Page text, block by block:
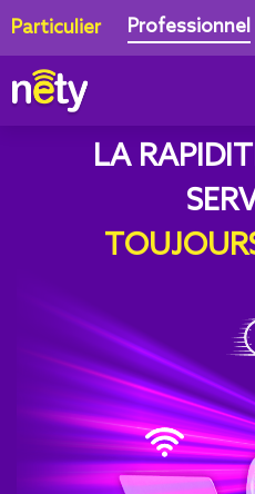
Particulier Professionnel
LA